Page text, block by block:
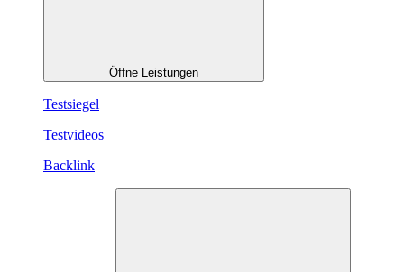
Öffne Leistungen
Testsiegel
Testvideos
Backlink